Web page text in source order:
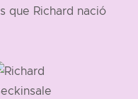
que Richard nació